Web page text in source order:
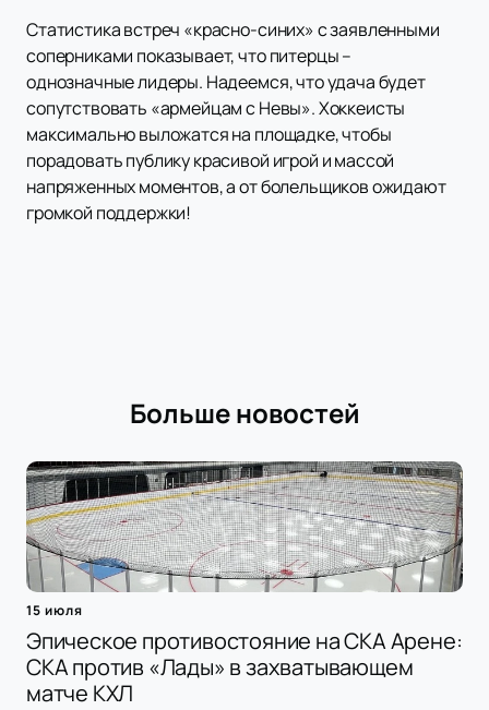
Статистика встреч «красно-синих» с заявленными
соперниками показывает, что питерцы –
однозначные лидеры. Надеемся, что удача будет
сопутствовать «армейцам с Невы». Хоккеисты
максимально выложатся на площадке, чтобы
порадовать публику красивой игрой и массой
напряженных моментов, а от болельщиков ожидают
громкой поддержки!
Больше новостей
15 июля
Эпическое противостояние на СКА Арене:
СКА против «Лады» в захватывающем
матче КХЛ